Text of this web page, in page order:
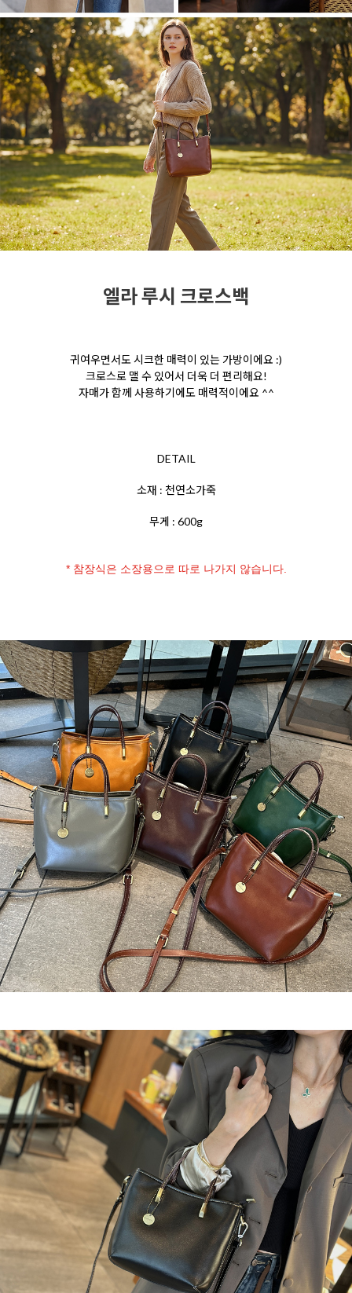
엘라 루시 크로스백
귀여우면서도 시크한 매력이 있는 가방이에요 :)
크로스로 맬 수 있어서 더욱 더 편리해요!
자매가 함께 사용하기에도 매력적이에요 ^^
DETAIL
소재 : 천연소가죽
무게 : 600g
* 참장식은 소장용으로 따로 나가지 않습니다.